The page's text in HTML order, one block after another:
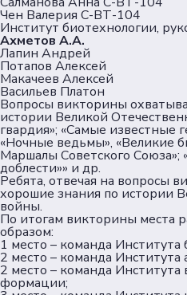
Чен Валерия С-ВТ-104
Институт биотехнологии,
Ахметов А.А.
Лапин Андрей
Потапов Алексей
Макачеев Алексей
Васильев Платон
Вопросы викторины
истории Великой
гвардия»; «Самые известные
«Ночные ведьмы», «Великие
Маршалы Советского Союза»;
доблести»» и др.
Ребята, отвечая на вопросы
хорошие знания по истории
войны.
По итогам викторины места
образом:
1 место – команда Института
2 место – команда Института
2 место – команда
формации;